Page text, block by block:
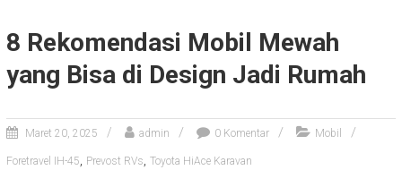
8 Rekomendasi Mobil Mewah
yang Bisa di Design Jadi Rumah
Maret 20, 2025 admin 0 Komentar Mobil
Foretravel IH-45, Prevost RVs, Toyota HiAce Karavan